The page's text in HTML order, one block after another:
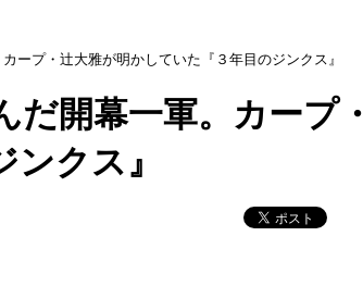
ープ・辻大雅が明かしていた『３年目のジンクス』
開幕一軍。カープ・
クス』